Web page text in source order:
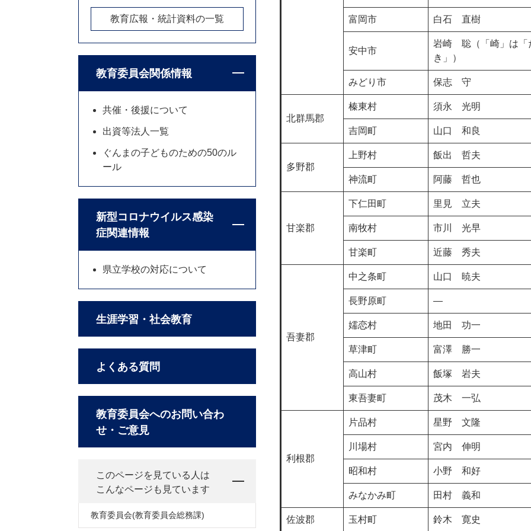
富岡市 白石 直樹
安中市
岩崎 聡（「崎」は「
き」）
みどり市 保志 守
北群馬郡
榛東村 須永 光明
吉岡町 山口 和良
多野郡
上野村 飯出 哲夫
神流町 阿藤 哲也
甘楽郡
下仁田町 里見 立夫
南牧村 ​市川 光早
甘楽町 近藤 秀夫
吾妻郡
中之条町 山口 暁夫
長野原町 ―
嬬恋村 地田 功一
草津町 富澤 勝一
高山村 飯塚 岩夫
東吾妻町 茂木 一弘
利根郡
片品村 ​星野 文隆
川場村 宮内 伸明
昭和村 小野 和好
みなかみ町 田村 義和
佐波郡 玉村町 鈴木 寛史
教育広報・統計資料の一覧
教育委員会関係情報
共催・後援について
出資等法人一覧
ぐんまの子どものための50のル
ール
新型コロナウイルス感染
症関連情報
県立学校の対応について
生涯学習・社会教育
よくある質問
教育委員会へのお問い合わ
せ・ご意見
このページを見ている人は
こんなページも見ています
教育委員会(教育委員会総務課)